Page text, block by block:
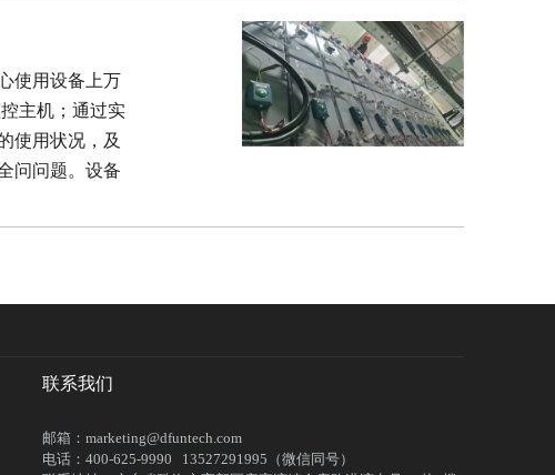
使用设备上万
主机；通过实
使用状况，及
问问题。设备
联系我们
邮箱：marketing@dfuntech.com
电话：400-625-9990 13527291995（微信同号）